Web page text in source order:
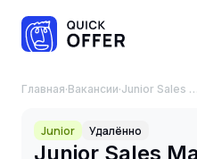
Главная·Вакансии· Junior Sales Manager
Junior Удалённо
Junior Sales